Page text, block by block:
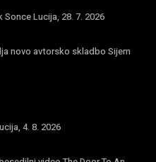
Sonce Lucija, 28. 7. 2026
novo avtorsko skladbo Sijem
4. 8. 2026